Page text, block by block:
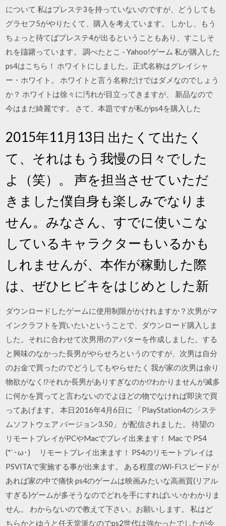
について 私はプレステ3を持っていないのですが、どうしても
グラセフ5がやりたくて、購入を考えています。 しかし、もう
ちょっと待てばプレステ4が出るということもあり、すこしそ
れを躊躇っています。 調べたとこ - Yahoo!ゲーム 私が購入した
ps4はこちら！ ホワイトにしました。正式名称はグレイシャ
ー・ホワイト。 ホワイトと言う名称だけではダメなのでしょう
か？ ホワイトは徐々に汚れが目立ってきますが、 新品なので
今はまだ綺麗です。 さて、本題ですが私がps4を購入した
2015年11月13日 出たくて出たく
て、それはもう我慢の日々でした
よ（笑）。 声を担当させていただ
きました僕自身も楽しみでなりま
せん。みなさん、すでに使いこな
しているキャラクターもいるかも
しれませんが、本作が稼動した際
は、ぜひヒビキをはじめとした新
ダウンロードしたゲームに使用制限がかけれますか？次男がマ
インクラフトを買いたいということで、ダウンロード購入しま
した。それに合わせて次男用のアバターを作成しました。する
と興味のなかった長男がやらせろというのですが、次男は自分
のお金で買ったのでどうしてもやらせたく 我が家の次男は余り
物欲がなく⁉️それか長男がありすぎなのか⁉️わかりませんが滅多
に何かを買ってと言わないのでよほどの物でなければ即決で買
ってあげます。 本日2016年4月6日に 「PlayStation4のシステ
ムソフトウェア バージョン3.50」 が配信されました。 待望の
リモートプレイがPCやMacでプレイ出来ます！ Mac で PS4
(*`･ω･)ゞ リモートプレイ出来ます！ PS4のリモートプレイは
PSVITAで実施する事が出来ます。 ある程度のWi-Fiスピードが
あれば家の中で痛快 ps4のゲームは映画みたいな高画質(リアル
すぎる)ゲームが多そうなのでどれを手にすればいいかわかりま
せん。 わからないので教えて下さい。お願いします。 私はど
ちらかとゆうと任天堂派なのでps2世代は強かったでしたが今